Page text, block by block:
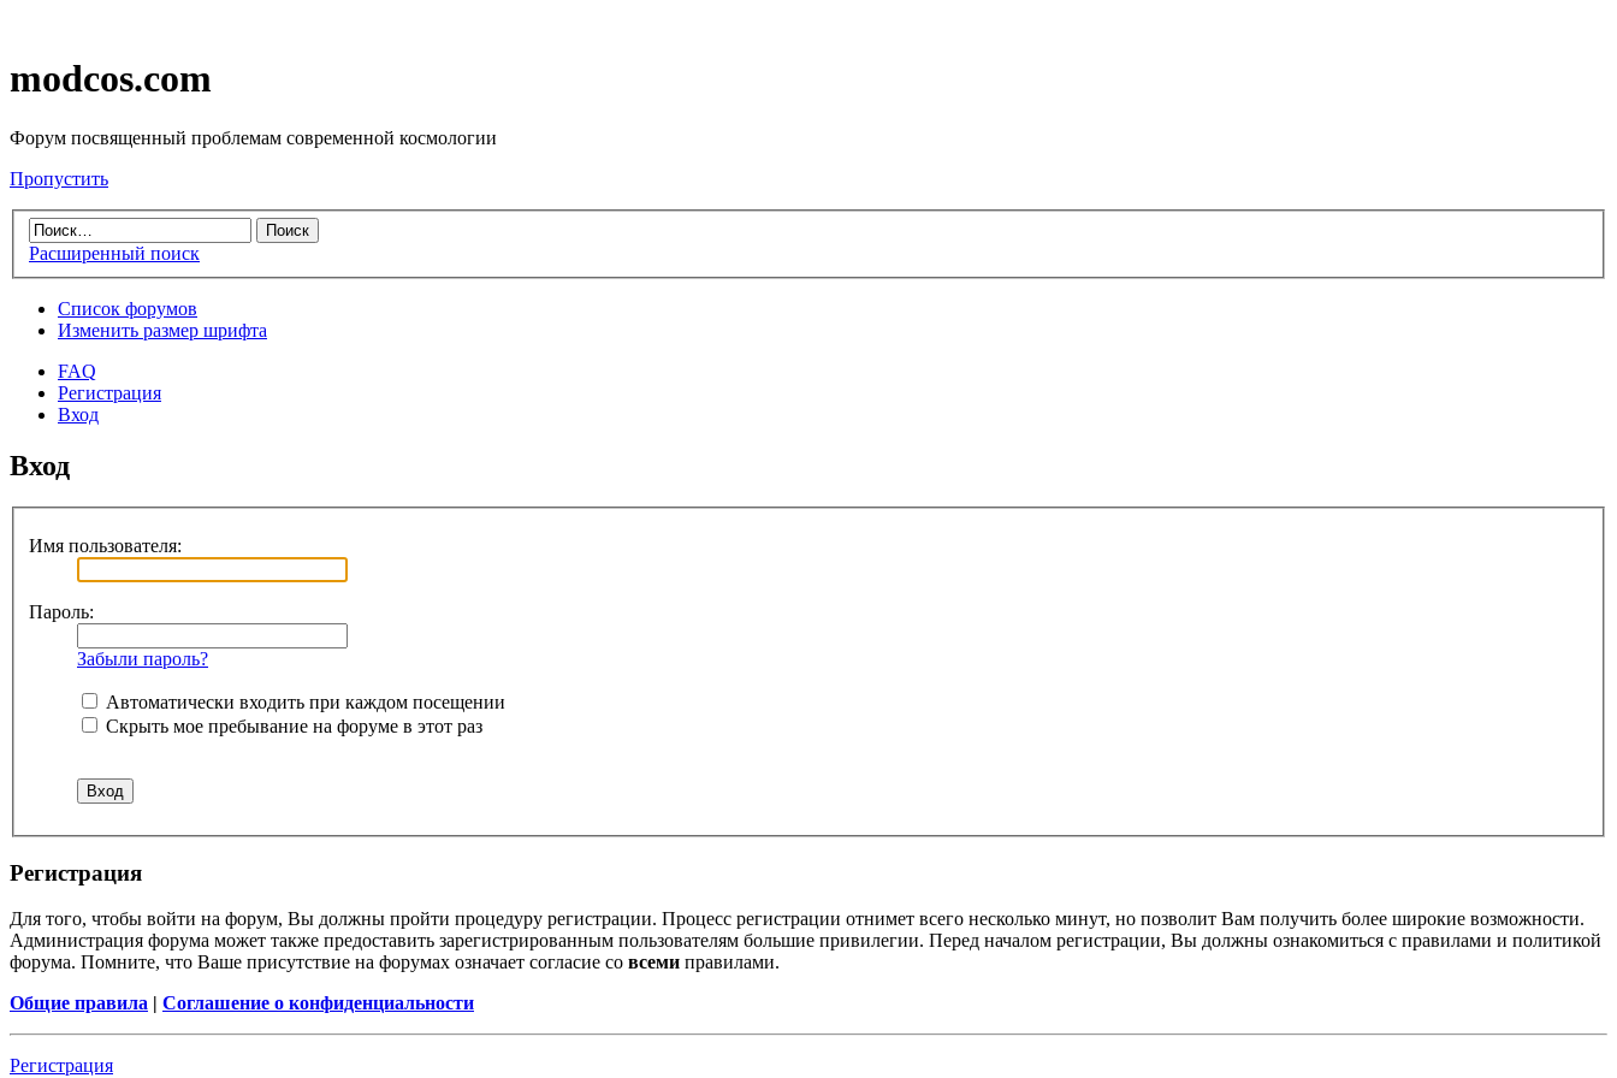
modcos.com
Форум посвященный проблемам современной космологии
Пропустить
Расширенный поиск
Список форумов
Изменить размер шрифта
FAQ
Регистрация
Вход
Вход
Имя пользователя:
Пароль:
Забыли пароль?
Автоматически входить при каждом посещении
Скрыть мое пребывание на форуме в этот раз
Регистрация
Для того, чтобы войти на форум, Вы должны пройти процедуру регистрации. Процесс регистрации отнимет всего несколько минут, но позволит Вам получить более широкие возможности.
Администрация форума может также предоставить зарегистрированным пользователям большие привилегии. Перед началом регистрации, Вы должны ознакомиться с правилами и политикой
форума. Помните, что Ваше присутствие на форумах означает согласие со всеми правилами.
Общие правила | Соглашение о конфиденциальности
Регистрация